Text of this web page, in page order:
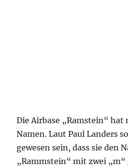
Die Airbase „Ramstein“ hat
Namen. Laut Paul Landers
gewesen sein, dass sie den
„Rammstein“ mit zwei „m“